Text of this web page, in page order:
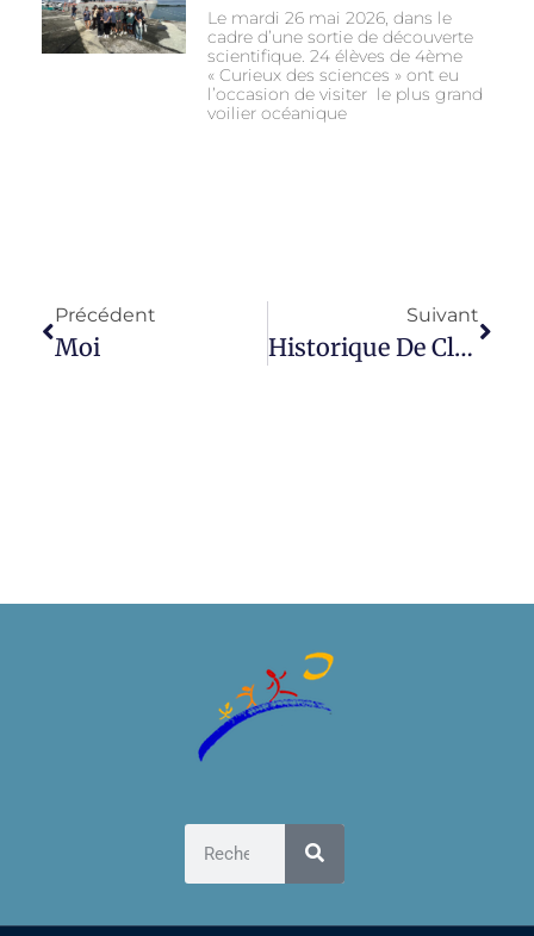
Le mardi 26 mai 2026, dans le
cadre d’une sortie de découverte
scientifique. 24 élèves de 4ème
« Curieux des sciences » ont eu
l’occasion de visiter le plus grand
voilier océanique
Précédent
Moi
Suivant
Historique De Cluny